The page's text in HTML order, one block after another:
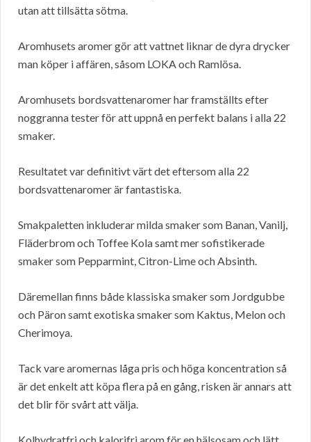
utan att tillsätta sötma.
Aromhusets aromer gör att vattnet liknar de dyra drycker
man köper i affären, såsom LOKA och Ramlösa.
Aromhusets bordsvattenaromer har framställts efter
noggranna tester för att uppnå en perfekt balans i alla 22
smaker.
Resultatet var definitivt värt det eftersom alla 22
bordsvattenaromer är fantastiska.
Smakpaletten inkluderar milda smaker som Banan, Vanilj,
Fläderbrom och Toffee Kola samt mer sofistikerade
smaker som Pepparmint, Citron-Lime och Absinth.
Däremellan finns både klassiska smaker som Jordgubbe
och Päron samt exotiska smaker som Kaktus, Melon och
Cherimoya.
Tack vare aromernas låga pris och höga koncentration så
är det enkelt att köpa flera på en gång, risken är annars att
det blir för svårt att välja.